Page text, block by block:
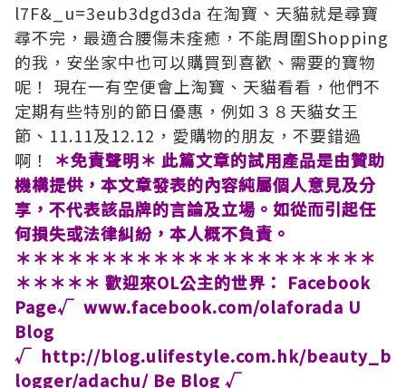
l7F&_u=3eub3dgd3da 在淘寶、天貓就是尋寶
尋不完，最適合腰傷未痊癒，不能周圍Shopping
的我，安坐家中也可以購買到喜歡、需要的寶物
呢！ 現在一有空便會上淘寶、天貓看看，他們不
定期有些特別的節日優惠，例如３８天貓女王
節、11.11及12.12，愛購物的朋友，不要錯過
啊！
＊免責聲明＊ 此篇文章的試用產品是由贊助
機構提供，本文章發表的內容純屬個人意見及分
享，不代表該品牌的言論及立場。如從而引起任
何損失或法律糾紛，本人概不負責。
＊＊＊＊＊＊＊＊＊＊＊＊＊＊＊＊＊＊＊＊＊
＊＊＊＊＊ 歡迎來OL公主的世界： Facebook
Page√ www.facebook.com/olaforada U
Blog
√ http://blog.ulifestyle.com.hk/beauty_b
logger/adachu/ Be Blog √